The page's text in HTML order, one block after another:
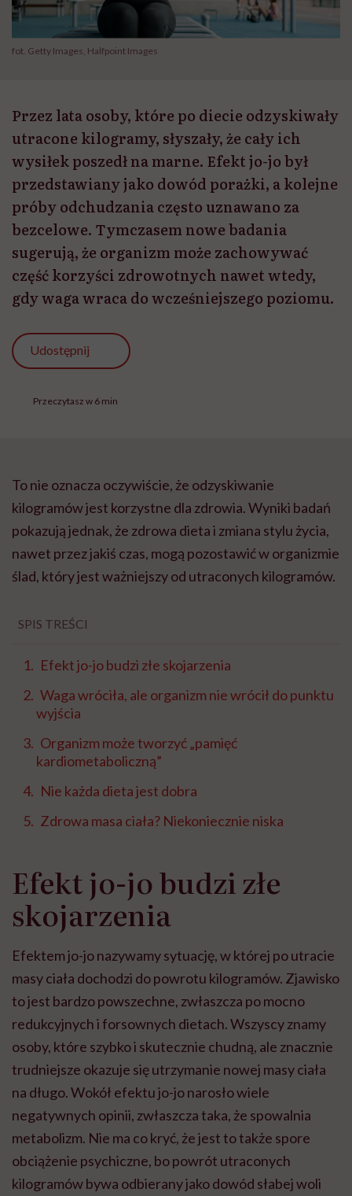
fot. Getty Images, Halfpoint Images
Przez lata osoby, które po diecie odzyskiwały
utracone kilogramy, słyszały, że cały ich
wysiłek poszedł na marne. Efekt jo-jo był
przedstawiany jako dowód porażki, a kolejne
próby odchudzania często uznawano za
bezcelowe. Tymczasem nowe badania
sugerują, że organizm może zachowywać
część korzyści zdrowotnych nawet wtedy,
gdy waga wraca do wcześniejszego poziomu.
Udostępnij
Przeczytasz w 6 min
To nie oznacza oczywiście, że odzyskiwanie
kilogramów jest korzystne dla zdrowia. Wyniki badań
pokazują jednak, że zdrowa dieta i zmiana stylu życia,
nawet przez jakiś czas, mogą pozostawić w organizmie
ślad, który jest ważniejszy od utraconych kilogramów.
SPIS TREŚCI
Efekt jo-jo budzi złe skojarzenia
Waga wróciła, ale organizm nie wrócił do punktu
wyjścia
Organizm może tworzyć „pamięć
kardiometaboliczną”
Nie każda dieta jest dobra
Zdrowa masa ciała? Niekoniecznie niska
Efekt jo-jo budzi złe
skojarzenia
Efektem jo-jo nazywamy sytuację, w której po utracie
masy ciała dochodzi do powrotu kilogramów. Zjawisko
to jest bardzo powszechne, zwłaszcza po mocno
redukcyjnych i forsownych dietach. Wszyscy znamy
osoby, które szybko i skutecznie chudną, ale znacznie
trudniejsze okazuje się utrzymanie nowej masy ciała
na długo. Wokół efektu jo-jo narosło wiele
negatywnych opinii, zwłaszcza taka, że spowalnia
metabolizm. Nie ma co kryć, że jest to także spore
obciążenie psychiczne, bo powrót utraconych
kilogramów bywa odbierany jako dowód słabej woli